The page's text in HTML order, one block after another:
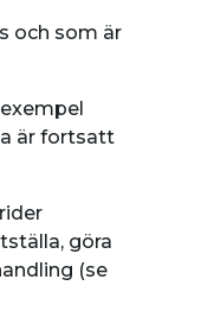
och som är
är fortsatt
göra
(se